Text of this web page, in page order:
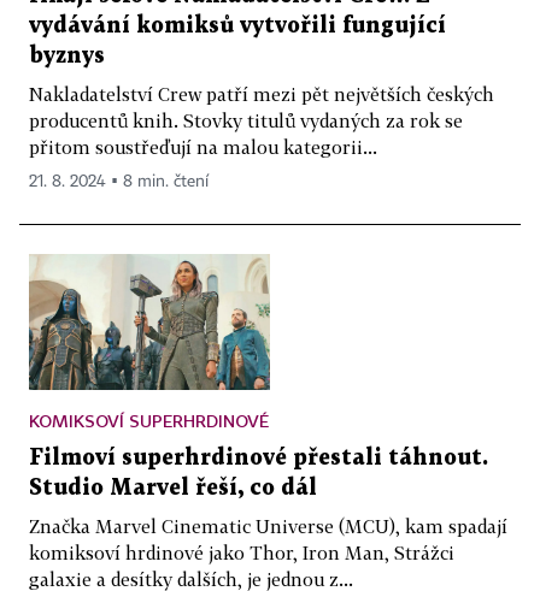
vydávání komiksů vytvořili fungující
byznys
Nakladatelství Crew patří mezi pět největších českých
producentů knih. Stovky titulů vydaných za rok se
přitom soustřeďují na malou kategorii...
21. 8. 2024 ▪ 8 min. čtení
KOMIKSOVÍ SUPERHRDINOVÉ
Filmoví superhrdinové přestali táhnout.
Studio Marvel řeší, co dál
Značka Marvel Cinematic Universe (MCU), kam spadají
komiksoví hrdinové jako Thor, Iron Man, Strážci
galaxie a desítky dalších, je jednou z...